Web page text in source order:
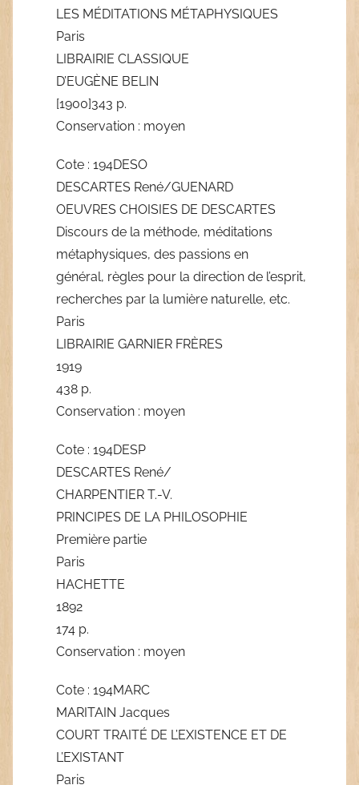
LES MÉDITATIONS MÉTAPHYSIQUES
Paris
LIBRAIRIE CLASSIQUE
D’EUGÈNE BELIN
[1900]343 p.
Conservation : moyen
Cote : 194DESO
DESCARTES René/GUENARD
OEUVRES CHOISIES DE DESCARTES
Discours de la méthode, méditations
métaphysiques, des passions en
général, règles pour la direction de l’esprit,
recherches par la lumière naturelle, etc.
Paris
LIBRAIRIE GARNIER FRÈRES
1919
438 p.
Conservation : moyen
Cote : 194DESP
DESCARTES René/
CHARPENTIER T.-V.
PRINCIPES DE LA PHILOSOPHIE
Première partie
Paris
HACHETTE
1892
174 p.
Conservation : moyen
Cote : 194MARC
MARITAIN Jacques
COURT TRAITÉ DE L’EXISTENCE ET DE
L’EXISTANT
Paris